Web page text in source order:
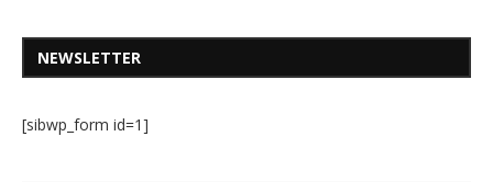
NEWSLETTER
[sibwp_form id=1]